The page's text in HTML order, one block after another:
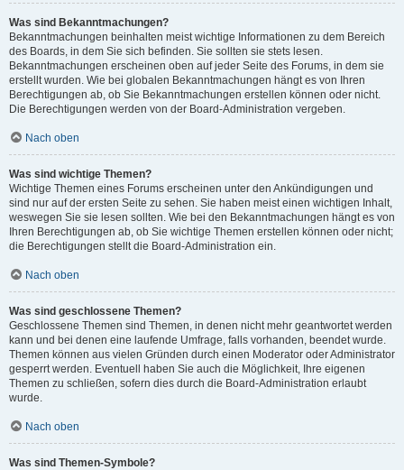
Was sind Bekanntmachungen?
Bekanntmachungen beinhalten meist wichtige Informationen zu dem Bereich
des Boards, in dem Sie sich befinden. Sie sollten sie stets lesen.
Bekanntmachungen erscheinen oben auf jeder Seite des Forums, in dem sie
erstellt wurden. Wie bei globalen Bekanntmachungen hängt es von Ihren
Berechtigungen ab, ob Sie Bekanntmachungen erstellen können oder nicht.
Die Berechtigungen werden von der Board-Administration vergeben.
Nach oben
Was sind wichtige Themen?
Wichtige Themen eines Forums erscheinen unter den Ankündigungen und
sind nur auf der ersten Seite zu sehen. Sie haben meist einen wichtigen Inhalt,
weswegen Sie sie lesen sollten. Wie bei den Bekanntmachungen hängt es von
Ihren Berechtigungen ab, ob Sie wichtige Themen erstellen können oder nicht;
die Berechtigungen stellt die Board-Administration ein.
Nach oben
Was sind geschlossene Themen?
Geschlossene Themen sind Themen, in denen nicht mehr geantwortet werden
kann und bei denen eine laufende Umfrage, falls vorhanden, beendet wurde.
Themen können aus vielen Gründen durch einen Moderator oder Administrator
gesperrt werden. Eventuell haben Sie auch die Möglichkeit, Ihre eigenen
Themen zu schließen, sofern dies durch die Board-Administration erlaubt
wurde.
Nach oben
Was sind Themen-Symbole?